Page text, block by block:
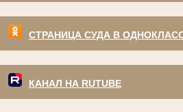
СТРАНИЦА СУДА В
КАНАЛ НА RUTUBE